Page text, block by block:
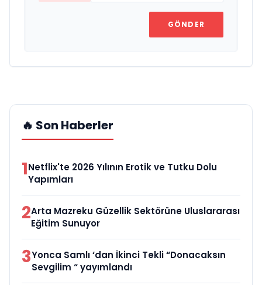
GÖNDER
🔥 Son Haberler
1Netflix'te 2026 Yılının Erotik ve Tutku Dolu
Yapımları
2Arta Mazreku Güzellik Sektörüne Uluslararası
Eğitim Sunuyor
3Yonca Samlı ‘dan İkinci Tekli “Donacaksın
Sevgilim “ yayımlandı